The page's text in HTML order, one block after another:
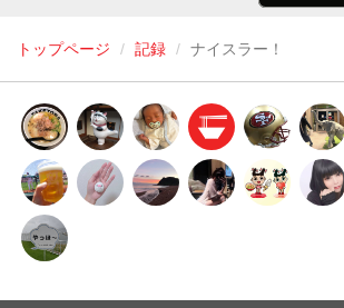
トップページ 記録 ナイスラー！